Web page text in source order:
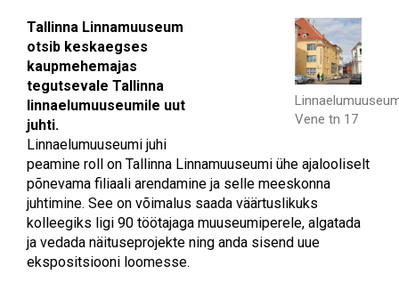
Vene tn 17
Tallinna Linnamuuseum
otsib keskaegses
kaupmehemajas
tegutsevale Tallinna
linnaelumuuseumile uut
juhti.
Linnaelumuuseumi juhi
peamine roll on Tallinna Linnamuuseumi ühe ajalooliselt
põnevama filiaali arendamine ja selle meeskonna
juhtimine. See on võimalus saada väärtuslikuks
kolleegiks ligi 90 töötajaga muuseumiperele, algatada
ja vedada näituseprojekte ning anda sisend uue
ekspositsiooni loomesse.